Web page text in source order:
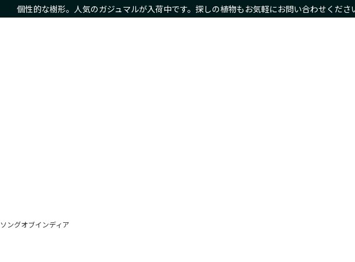
個性的な樹形。人気のガジュマルが入荷中です。探しの植物もお気軽にお問い合わせくださ
ソングオブインディア